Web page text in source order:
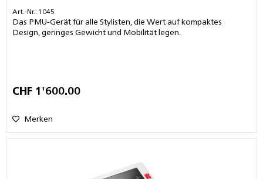
Art.-Nr.: 1045
Das PMU-Gerät für alle Stylisten, die Wert auf kompaktes
Design, geringes Gewicht und Mobilität legen.
CHF 1'600.00
Merken